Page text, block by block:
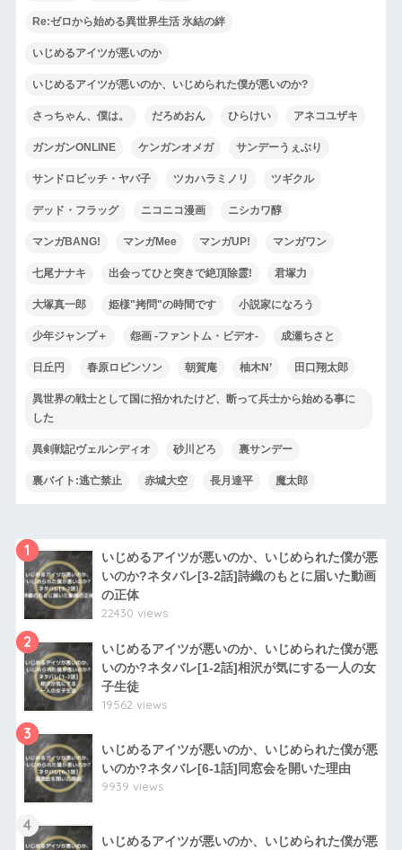
Re:ゼロから始める異世界生活 氷結の絆
いじめるアイツが悪いのか
いじめるアイツが悪いのか、いじめられた僕が悪いのか?
さっちゃん、僕は。 だろめおん ひらけい アネコユザキ
ガンガンONLINE ケンガンオメガ サンデーうぇぶり
サンドロビッチ・ヤバ子 ツカハラミノリ ツギクル
デッド・フラッグ ニコニコ漫画 ニシカワ醇
マンガBANG! マンガMee マンガUP! マンガワン
七尾ナナキ 出会ってひと突きで絶頂除霊! 君塚力
大塚真一郎 姫様"拷問"の時間です 小説家になろう
少年ジャンプ＋ 怨画 -ファントム・ビデオ- 成瀬ちさと
日丘円 春原ロビンソン 朝賀庵 柚木N’ 田口翔太郎
異世界の戦士として国に招かれたけど、断って兵士から始める事に
した
異剣戦記ヴェルンディオ 砂川どろ 裏サンデー
裏バイト:逃亡禁止 赤城大空 長月達平 魔太郎
1
いじめるアイツが悪いのか、いじめられた僕が悪
いのか?ネタバレ[3-2話]詩織のもとに届いた動画
の正体
22430 views
2
いじめるアイツが悪いのか、いじめられた僕が悪
いのか?ネタバレ[1-2話]相沢が気にする一人の女
子生徒
19562 views
3
いじめるアイツが悪いのか、いじめられた僕が悪
いのか?ネタバレ[6-1話]同窓会を開いた理由
9939 views
4
いじめるアイツが悪いのか、いじめられた僕が悪